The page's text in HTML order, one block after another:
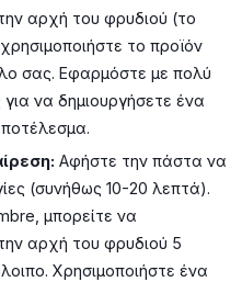
αρχή του φρυδιού (το
το προϊόν
σας. Εφαρμόστε με πολύ
για να δημιουργήσετε ένα
Αφήστε την πάστα να
(συνήθως 10-20 λεπτά).
μπορείτε να
αρχή του φρυδιού 5
Χρησιμοποιήστε ένα